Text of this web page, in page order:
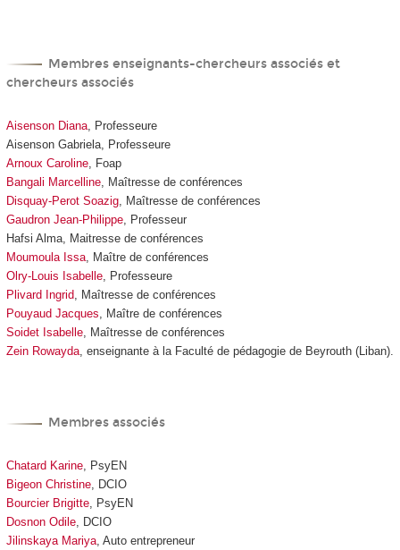
Membres enseignants-chercheurs associés et
chercheurs associés
Aisenson Diana, Professeure
Aisenson Gabriela, Professeure
Arnoux Caroline, Foap
Bangali Marcelline, Maîtresse de conférences
Disquay-Perot Soazig, Maîtresse de conférences
Gaudron Jean-Philippe, Professeur
Hafsi Alma, Maitresse de conférences
Moumoula Issa, Maître de conférences
Olry-Louis Isabelle, Professeure
Plivard Ingrid, Maîtresse de conférences
Pouyaud Jacques , Maître de conférences
Soidet Isabelle, Maîtresse de conférences
Zein Rowayda, enseignante à la Faculté de pédagogie de Beyrouth (Liban).
Membres associés
Chatard Karine, PsyEN
Bigeon Christine, DCIO
Bourcier Brigitte, PsyEN
Dosnon Odile, DCIO
Jilinskaya Mariya, Auto entrepreneur